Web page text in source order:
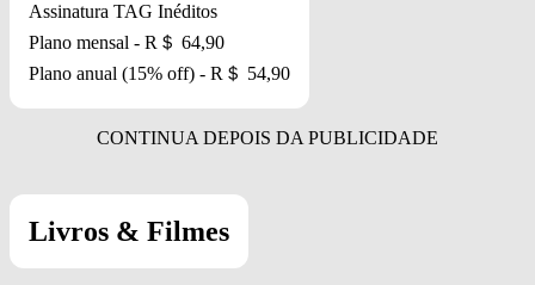
Assinatura TAG Inéditos
Plano mensal - R＄ 64,90
Plano anual (15% off) - R＄ 54,90
Livros & Filmes